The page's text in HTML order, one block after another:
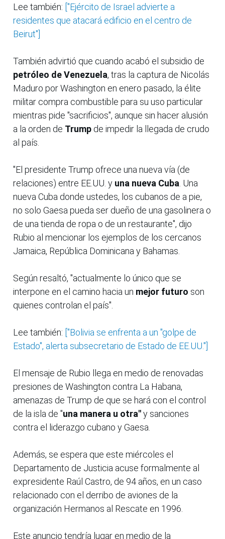
Lee también: ["Ejército de Israel advierte a
residentes que atacará edificio en el centro de
Beirut"]
También advirtió que cuando acabó el subsidio de
petróleo de Venezuela, tras la captura de Nicolás
Maduro por Washington en enero pasado, la élite
militar compra combustible para su uso particular
mientras pide "sacrificios", aunque sin hacer alusión
a la orden de Trump de impedir la llegada de crudo
al país.
"El presidente Trump ofrece una nueva vía (de
relaciones) entre EE.UU. y una nueva Cuba . Una
nueva Cuba donde ustedes, los cubanos de a pie,
no solo Gaesa pueda ser dueño de una gasolinera o
de una tienda de ropa o de un restaurante", dijo
Rubio al mencionar los ejemplos de los cercanos
Jamaica, República Dominicana y Bahamas.
Según resaltó, "actualmente lo único que se
interpone en el camino hacia un mejor futuro son
quienes controlan el país".
Lee también: ["Bolivia se enfrenta a un "golpe de
Estado", alerta subsecretario de Estado de EE.UU."]
El mensaje de Rubio llega en medio de renovadas
presiones de Washington contra La Habana,
amenazas de Trump de que se hará con el control
de la isla de "una manera u otra"y sanciones
contra el liderazgo cubano y Gaesa.
Además, se espera que este miércoles el
Departamento de Justicia acuse formalmente al
expresidente Raúl Castro, de 94 años, en un caso
relacionado con el derribo de aviones de la
organización Hermanos al Rescate en 1996.
Este anuncio tendría lugar en medio de la